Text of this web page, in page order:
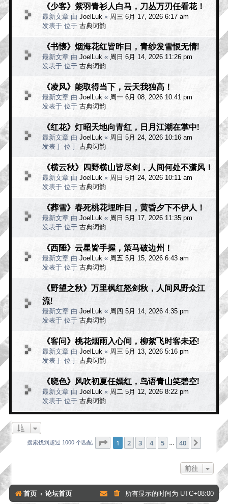
《少客》紫羽青衫人白马，刀丛万刃任看花！
最新文章 由 JoelLuk « 周三 6月 17, 2026 6:17 am
发表于 位于 古典词韵
《书懐》烟海花红皆昨日，青纱发雪恨无情!
最新文章 由 JoelLuk « 周日 6月 14, 2026 11:26 pm
发表于 位于 古典词韵
《凌风》能取得当下，云天我独高！
最新文章 由 JoelLuk « 周一 6月 08, 2026 10:41 pm
发表于 位于 古典词韵
《红花》灯昭天地向青红，日月江潮在掌中!
最新文章 由 JoelLuk « 周日 5月 24, 2026 10:16 am
发表于 位于 古典词韵
《横云秋》四野横山皆尽剑，人间何处不潇风！
最新文章 由 JoelLuk « 周日 5月 24, 2026 10:11 am
发表于 位于 古典词韵
《葬雪》春死桃花埋昨日，黄昏夕下不伊人！
最新文章 由 JoelLuk « 周日 5月 17, 2026 11:35 pm
发表于 位于 古典词韵
《西陲》云星皆手握，策马破边州！
最新文章 由 JoelLuk « 周五 5月 15, 2026 6:43 am
发表于 位于 古典词韵
《野望之秋》万里枫红怒剑秋，人间风野众江
流!
最新文章 由 JoelLuk « 周四 5月 14, 2026 4:35 pm
发表于 位于 古典词韵
《客问》桃花烟雨入心间，柳絮飞时客未还!
最新文章 由 JoelLuk « 周三 5月 13, 2026 5:16 pm
发表于 位于 古典词韵
《晓色》风吹初夏任嫣红，鸟语青山笑碧空!
最新文章 由 JoelLuk « 周二 5月 12, 2026 8:22 pm
发表于 位于 古典词韵
搜索找到超过 1000 个匹配 分页：1 40
1 2 3 4 5 40
前往
首页 论坛首页 所有显示的时间为 UTC+08:00